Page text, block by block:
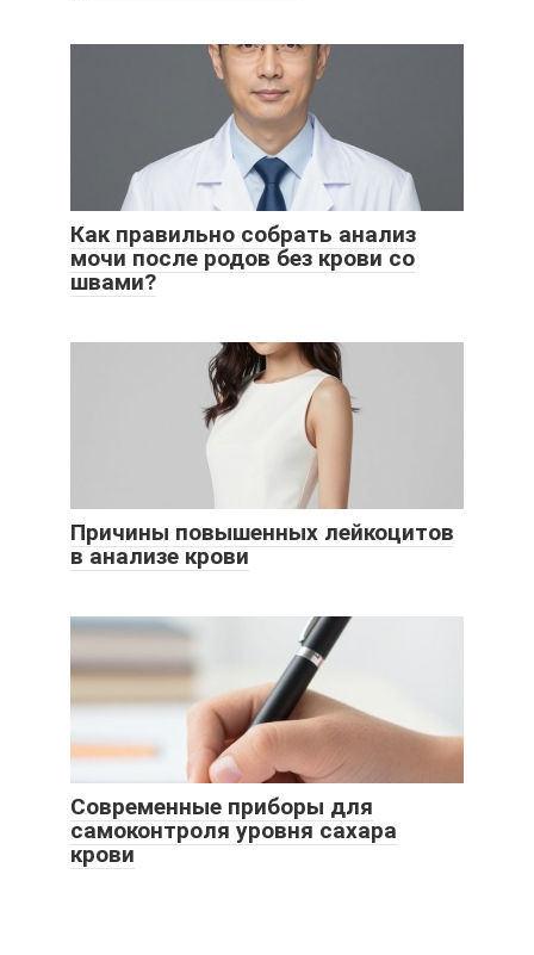
Как правильно собрать анализ
мочи после родов без крови со
швами?
Причины повышенных лейкоцитов
в анализе крови
Современные приборы для
самоконтроля уровня сахара
крови